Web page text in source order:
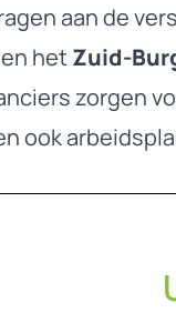
aan de
en hetZuid-
zorgen
ook